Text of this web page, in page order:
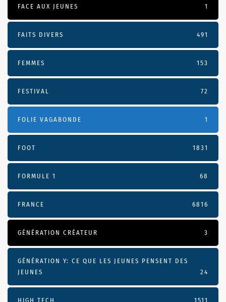
FACE AUX JEUNES 1
FAITS DIVERS 491
FEMMES 153
FESTIVAL 72
FOLIE VAGABONDE 1
FOOT 1831
FORMULE 1 68
FRANCE 6816
GÉNÉRATION CRÉATEUR 3
GÉNÉRATION Y: CE QUE LES JEUNES PENSENT DES
JEUNES
24
HIGH TECH 1511